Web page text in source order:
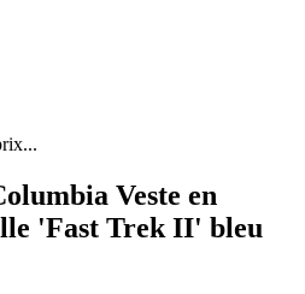
Veste en
'Fast Trek II' bleu